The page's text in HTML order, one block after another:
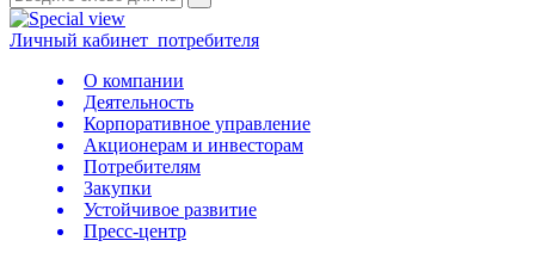
Личный кабинет потребителя
О компании
Деятельность
Корпоративное управление
Акционерам и инвесторам
Потребителям
Закупки
Устойчивое развитие
Пресс-центр